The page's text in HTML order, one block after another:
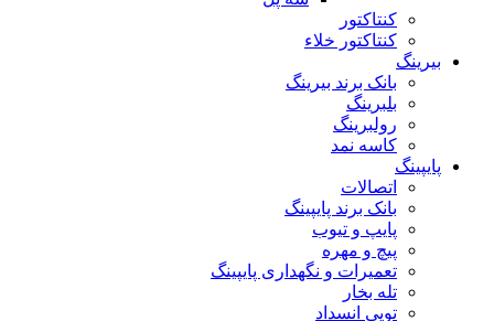
کنتاکتور
کنتاکتور خلاء
بیرینگ
بانک برند بیرینگ
بلبرینگ
رولبرینگ
کاسه نمد
پایپینگ
اتصالات
بانک برند پایپینگ
پایپ و تیوب
پیچ و مهره
تعمیرات و نگهداری پایپینگ
تله بخار
توپی انسداد